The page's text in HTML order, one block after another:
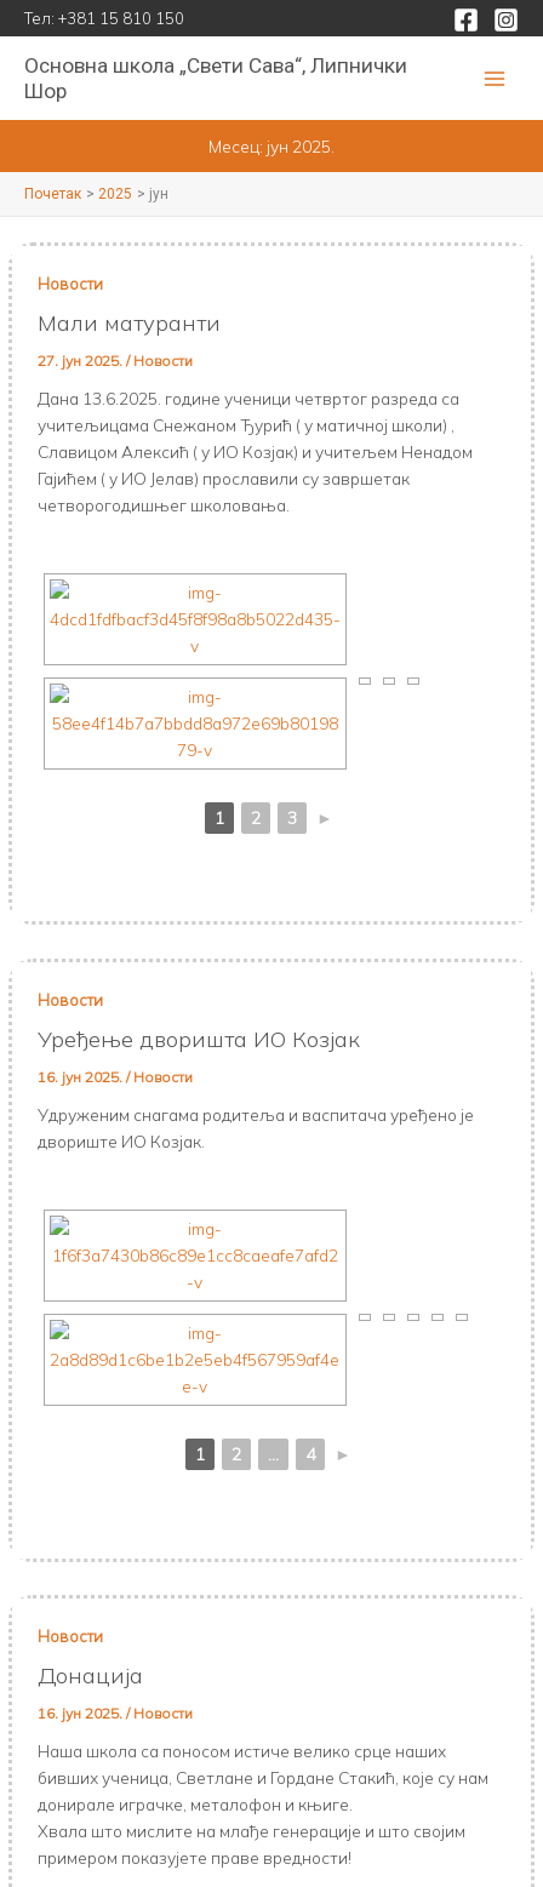
Пређи
на
садржај
Тел: +381 15 810 150
Основна школа „Свети Сава“, Липнички
Шор
Месец: јун 2025.
Почетак 2025 јун
Новости
Мали матуранти
27. јун 2025. / Новости
Дана 13.6.2025. године ученици четвртог разреда са
учитељицама Снежаном Ђурић ( у матичној школи) ,
Славицом Алексић ( у ИО Козјак) и учитељем Ненадом
Гајићем ( у ИО Јелав) прославили су завршетак
четворогодишњег школовања.
1 2 3 ►
Новости
Уређење дворишта ИО Козјак
16. јун 2025. / Новости
Удруженим снагама родитеља и васпитача уређено је
двориште ИО Козјак.
1 2 ... 4 ►
Новости
Донација
16. јун 2025. / Новости
Наша школа са поносом истиче велико срце наших
бивших ученица, Светлане и Гордане Стакић, које су нам
донирале играчке, металофон и књиге.
Хвала што мислите на млађе генерације и што својим
примером показујете праве вредности!